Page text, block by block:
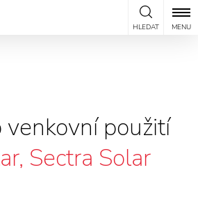
HLEDAT MENU
venkovní použití
Sectra Solar